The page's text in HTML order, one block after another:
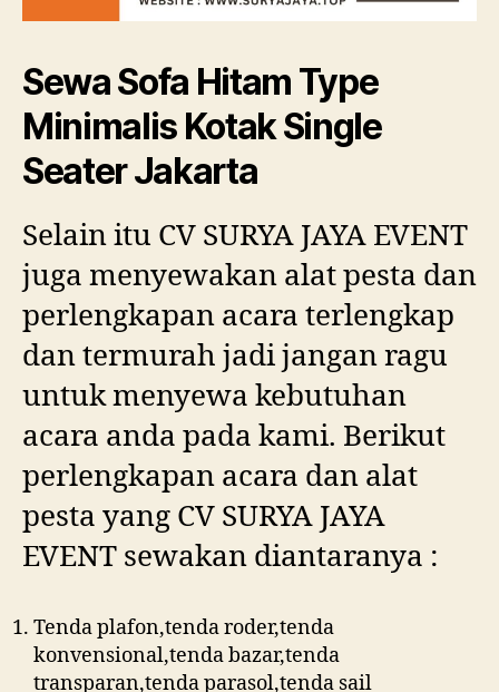
Sewa Sofa Hitam Type
Minimalis Kotak Single
Seater Jakarta
Selain itu CV SURYA JAYA EVENT
juga menyewakan alat pesta dan
perlengkapan acara terlengkap
dan termurah jadi jangan ragu
untuk menyewa kebutuhan
acara anda pada kami. Berikut
perlengkapan acara dan alat
pesta yang CV SURYA JAYA
EVENT sewakan diantaranya :
Tenda plafon,tenda roder,tenda
konvensional,tenda bazar,tenda
transparan,tenda parasol,tenda sail